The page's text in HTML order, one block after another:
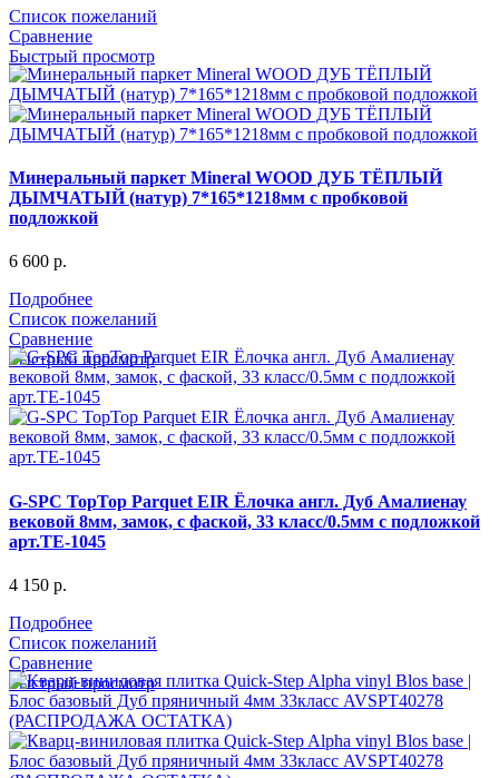
Список пожеланий
Сравнение
Быстрый просмотр
Минеральный паркет Mineral WOOD ДУБ ТЁПЛЫЙ
ДЫМЧАТЫЙ (натур) 7*165*1218мм с пробковой
подложкой
6 600 р.
Подробнее
Список пожеланий
Сравнение
Быстрый просмотр
G-SPC TopTop Parquet EIR Ёлочка англ. Дуб Амалиенау
вековой 8мм, замок, с фаской, 33 класс/0.5мм с подложкой
арт.TЕ-1045
4 150 р.
Подробнее
Список пожеланий
Сравнение
Быстрый просмотр